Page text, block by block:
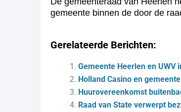
gemeente binnen de door de
Gerelateerde Berichten:
Gemeente Heerlen en UWV
Holland Casino en
Huurovereenkomst
Raad van State verwerpt